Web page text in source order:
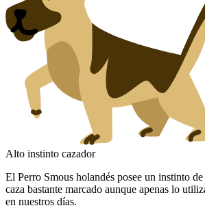
Alto instinto cazador
El Perro Smous holandés posee un instinto de
caza bastante marcado aunque apenas lo
en nuestros días.